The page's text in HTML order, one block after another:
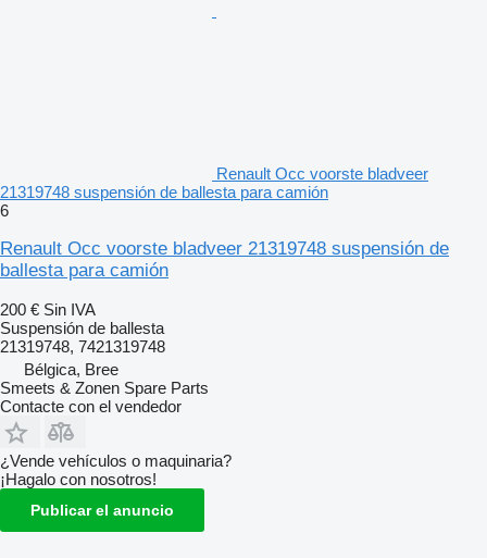
Renault Occ voorste bladveer
21319748 suspensión de ballesta para camión
6
Renault Occ voorste bladveer 21319748 suspensión de
ballesta para camión
200 € Sin IVA
Suspensión de ballesta
21319748, 7421319748
Bélgica, Bree
Smeets & Zonen Spare Parts
Contacte con el vendedor
¿Vende vehículos o maquinaria?
¡Hagalo con nosotros!
Publicar el anuncio